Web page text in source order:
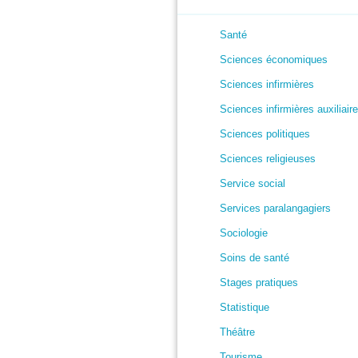
Santé
Sciences économiques
Sciences infirmières
Sciences infirmières
Sciences politiques
Sciences religieuses
Service social
Services paralangagiers
Sociologie
Soins de santé
Stages pratiques
Statistique
Théâtre